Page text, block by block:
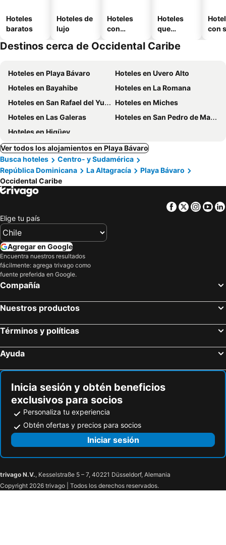
Hoteles
baratos
Hoteles de
lujo
Hoteles
con
Hoteles
que
mascotas
con
Destinos cerca de Occidental Caribe
Hoteles en Playa Bávaro
Hoteles en Uvero Alto
Hoteles en Bayahibe
Hoteles en La Romana
Hoteles en San Rafael del Yuma
Hoteles en Miches
Hoteles en Las Galeras
Hoteles en San Pedro de Macoris
Hoteles en Higüey
Ver todos los alojamientos en Playa Bávaro
Busca hoteles
Centro- y Sudamérica
República Dominicana
La Altagracía
Playa Bávaro
Occidental Caribe
Facebook
Twitter
Elige tu país
Agregar en Google
Encuentra nuestros resultados
fácilmente: agrega trivago como
fuente preferida en Google.
Compañía
Nuestros productos
Términos y políticas
Ayuda
Inicia sesión y obtén beneficios
exclusivos para socios
Personaliza tu experiencia
Obtén ofertas y precios para socios
Iniciar sesión
trivago N.V., Kesselstraße 5 – 7, 40221 Düsseldorf, Alemania
Copyright 2026 trivago | Todos los derechos reservados.